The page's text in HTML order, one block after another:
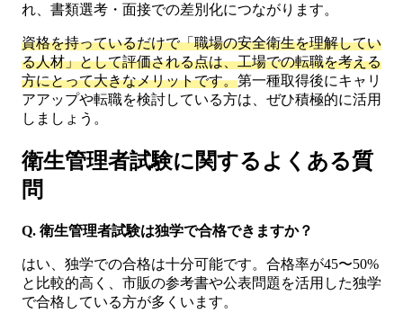
れ、書類選考・面接での差別化につながります。
資格を持っているだけで「職場の安全衛生を理解してい
る人材」として評価される点は、工場での転職を考える
方にとって大きなメリットです。第一種取得後にキャリ
アアップや転職を検討している方は、ぜひ積極的に活用
しましょう。
衛生管理者試験に関するよくある質
問
Q. 衛生管理者試験は独学で合格できますか？
はい、独学での合格は十分可能です。合格率が45〜50%
と比較的高く、市販の参考書や公表問題を活用した独学
で合格している方が多くいます。